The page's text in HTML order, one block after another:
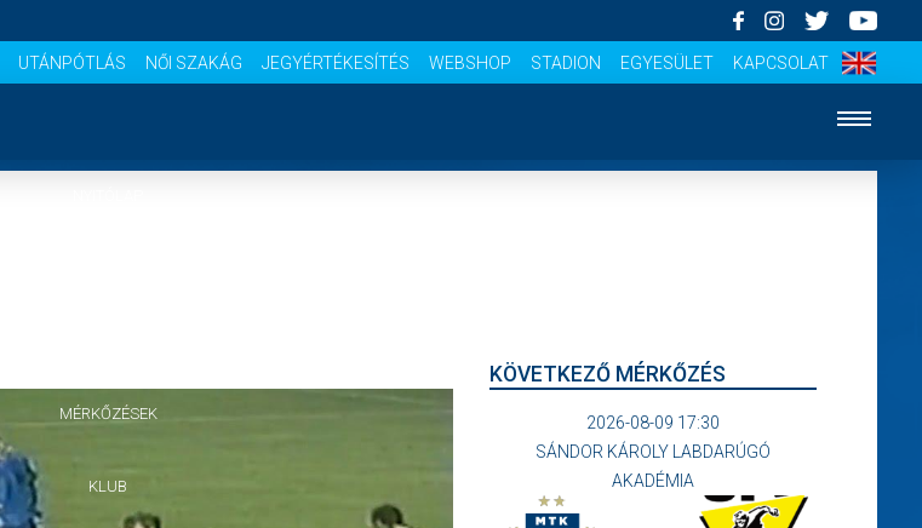
UTÁNPÓTLÁS NŐI SZAKÁG JEGYÉRTÉKESÍTÉS WEBSHOP STADION EGYESÜLET KAPCSOLAT
MÉRKŐZÉSEK
KLUB
KÖVETKEZŐ MÉRKŐZÉS
2026-08-09 17:30
SÁNDOR KÁROLY LABDARÚGÓ
AKADÉMIA